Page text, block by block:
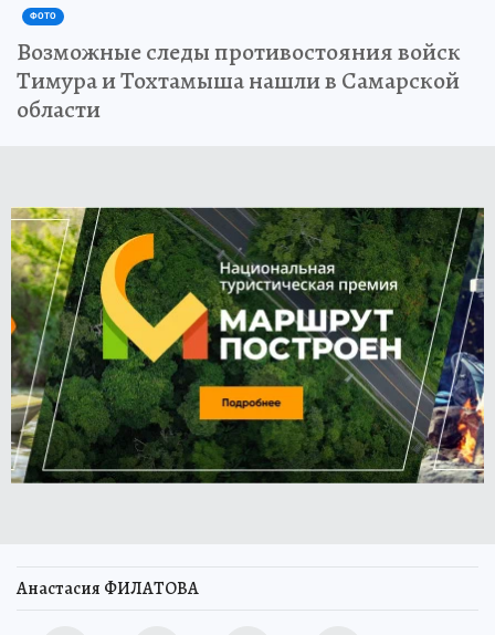
ФОТО
Возможные следы противостояния войск
Тимура и Тохтамыша нашли в Самарской
области
Анастасия ФИЛАТОВА